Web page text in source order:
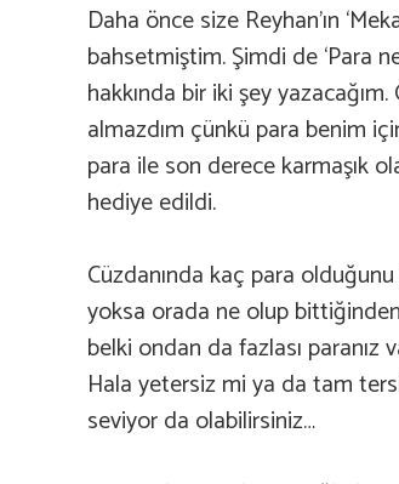
Daha önce size Reyhan’ın
bahsetmiştim. Şimdi de ‘Para
hakkında bir iki şey
almazdım çünkü para benim
para ile son derece karmaşık
hediye edildi.
Cüzdanında kaç para
yoksa orada ne olup
belki ondan da fazlası paranız
Hala yetersiz mi ya da tam
seviyor da olabilirsiniz…